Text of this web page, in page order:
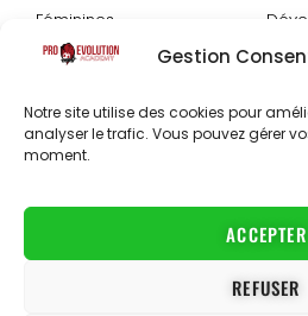
Gestion
Notre site utilise des cookies pour
analyser le trafic. Vous pouvez gérer
moment.
ACCEPTER
REFUSER
Féminines
Blog
Détections
Inscription Hommes
Inscription Femmes
À
Le